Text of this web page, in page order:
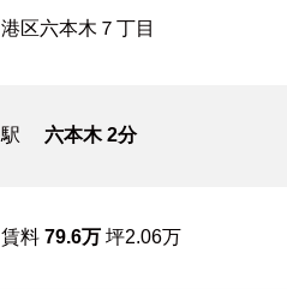
港区六本木７丁目
駅 六本木 2分
賃料 79.6万坪2.06万